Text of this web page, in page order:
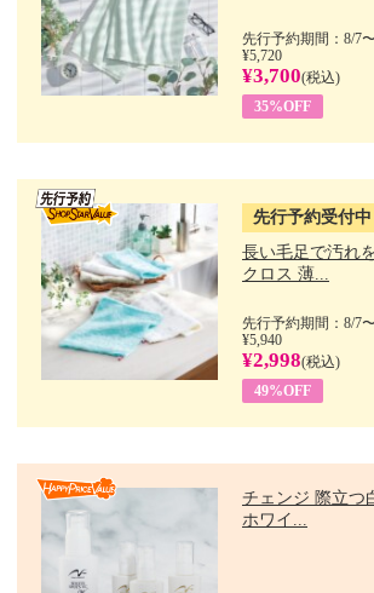
先行予約期間：8/7
¥5,720
¥3,700(税込)
35%OFF
先行予約受付中
長い毛足で汚れ
クロス 薄...
先行予約期間：8/7
¥5,940
¥2,998(税込)
49%OFF
チェンジ 際立つ
ホワイ...